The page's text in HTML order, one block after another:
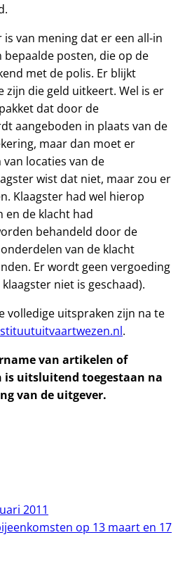
is van mening dat er een all-in
bepaalde posten, die op de
met de polis. Er blijkt
zijn die geld uitkeert. Wel is er
dat door de
aangeboden in plaats van de
maar dan moet er
locaties van de
wist dat niet, maar zou er
Klaagster had wel hierop
en de klacht had
behandeld door de
van de klacht
Er wordt geen vergoeding
niet is geschaad).
volledige uitspraken zijn na te
.
van artikelen of
is uitsluitend toegestaan na
van de uitgever.
2011
op 13 maart en 17